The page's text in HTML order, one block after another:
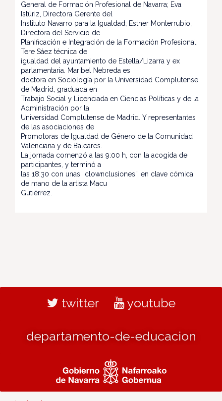
General de Formación Profesional de Navarra; Eva
Istúriz, Directora Gerente del
Instituto Navarro para la Igualdad; Esther Monterrubio,
Directora del Servicio de
Planificación e Integración de la Formación Profesional;
Tere Sáez técnica de
igualdad del ayuntamiento de Estella/Lizarra y ex
parlamentaria. Maribel Nebreda es
doctora en Sociología por la Universidad Complutense
de Madrid, graduada en
Trabajo Social y Licenciada en Ciencias Políticas y de la
Administración por la
Universidad Complutense de Madrid. Y representantes
de las asociaciones de
Promotoras de Igualdad de Género de la Comunidad
Valenciana y de Baleares.
La jornada comenzó a las 9:00 h, con la acogida de
participantes, y terminó a
las 18:30 con unas “clownclusiones”, en clave cómica,
de mano de la artista Macu
Gutiérrez.
twitter youtube
departamento-de-educacion